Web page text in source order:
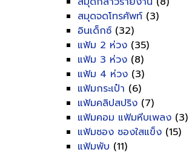
สมุดจดโทรศัพท์ (3)
อินเด็กซ์ (32)
แฟ้ม 2 ห่วง (35)
แฟ้ม 3 ห่วง (8)
แฟ้ม 4 ห่วง (3)
แฟ้มกระเป๋า (6)
แฟ้มคลิปสปริง (7)
แฟ้มคอม แฟ้มหีบเพลง (3)
แฟ้มซอง ซองใสแข็ง (15)
แฟ้มพับ (11)